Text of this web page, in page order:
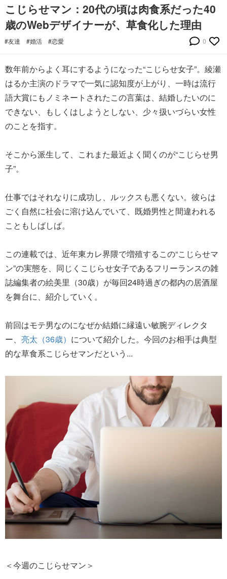
こじらせマン：20代の頃は肉食系だった40
歳のWebデザイナーが、草食化した理由
#友達 #婚活 #恋愛 0
数年前からよく耳にするようになった“こじらせ女子”。綾瀬
はるか主演のドラマで一気に認知度が上がり、一時は流行
語大賞にもノミネートされたこの言葉は、結婚したいのに
できない、もしくはしようとしない、少々扱いづらい女性
のことを指す。
そこから派生して、これまた最近よく聞くのが“こじらせ男
子”。
仕事ではそれなりに成功し、ルックスも悪くない。彼らは
ごく自然に社会に溶け込んでいて、既婚男性と間違われる
こともしばしば。
この連載では、近年東カレ界隈で増殖するこの“こじらせマ
ン”の実態を、同じくこじらせ女子であるフリーランスの雑
誌編集者の絵美里（30歳）が毎回24時過ぎの都内の居酒屋
を舞台に、紹介していく。
前回はモテ男なのになぜか結婚に縁遠い敏腕ディレクタ
ー、 亮太（36歳） について紹介した。今回のお相手は典型
的な草食系こじらせマンだという...
＜今週のこじらせマン＞